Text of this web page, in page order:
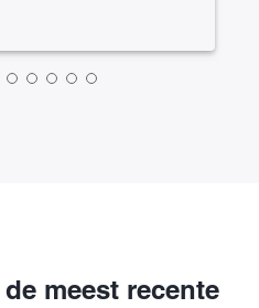
meest recente